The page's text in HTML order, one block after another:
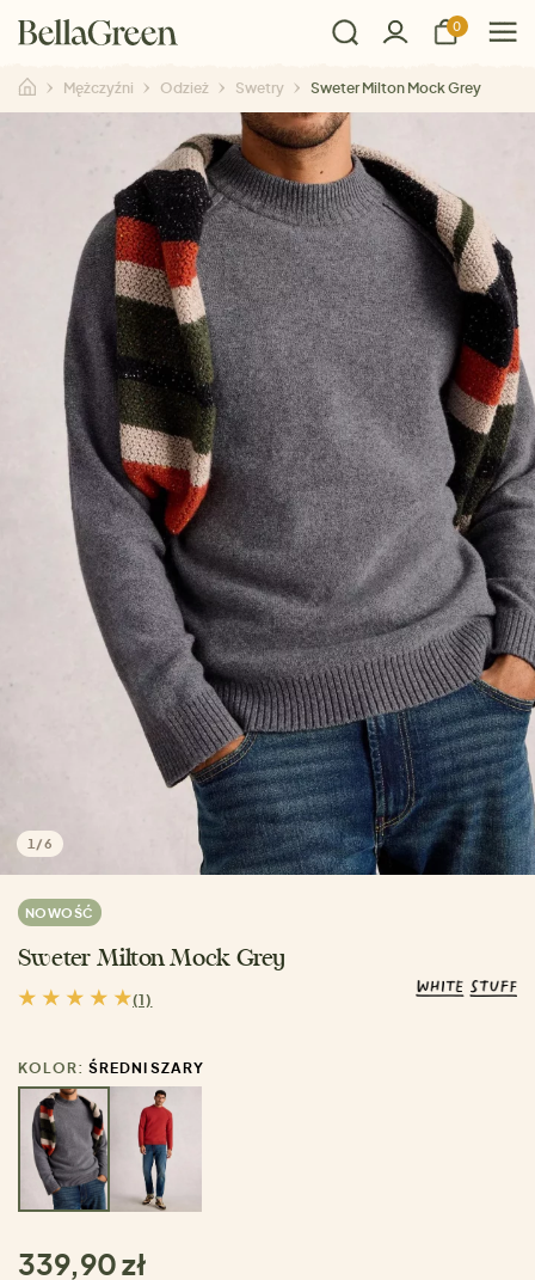
0
Mężczyźni Odzież Swetry Sweter Milton Mock Grey
1 /6
NOWOŚĆ
Sweter Milton Mock Grey
(1)
KOLOR: ŚREDNI SZARY
339,90 zł